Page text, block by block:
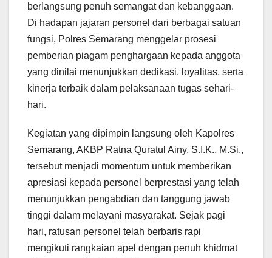
berlangsung penuh semangat dan kebanggaan.
Di hadapan jajaran personel dari berbagai satuan
fungsi, Polres Semarang menggelar prosesi
pemberian piagam penghargaan kepada anggota
yang dinilai menunjukkan dedikasi, loyalitas, serta
kinerja terbaik dalam pelaksanaan tugas sehari-
hari.
Kegiatan yang dipimpin langsung oleh Kapolres
Semarang, AKBP Ratna Quratul Ainy, S.I.K., M.Si.,
tersebut menjadi momentum untuk memberikan
apresiasi kepada personel berprestasi yang telah
menunjukkan pengabdian dan tanggung jawab
tinggi dalam melayani masyarakat. Sejak pagi
hari, ratusan personel telah berbaris rapi
mengikuti rangkaian apel dengan penuh khidmat